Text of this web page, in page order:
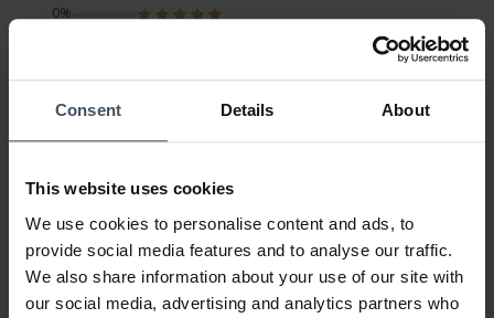
Consent Details About
This website uses cookies
We use cookies to personalise content and ads, to
provide social media features and to analyse our traffic.
We also share information about your use of our site with
our social media, advertising and analytics partners who
0%
0%
0%
Positiv
Kundenmeinung von Roger Donnerstag, 12. April 2018
DESIGN
PREIS-LEISTUNG
QUALITÄT